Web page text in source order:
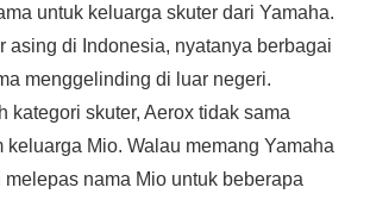
untuk keluarga skuter dari Yamaha.
asing di Indonesia, nyatanya berbagai
menggelinding di luar negeri.
kategori skuter, Aerox tidak sama
keluarga Mio. Walau memang Yamaha
melepas nama Mio untuk beberapa